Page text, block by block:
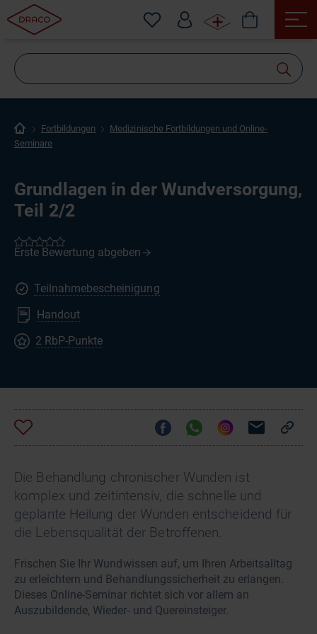
Fortbildungen
Medizinische Fortbildungen und Online-
Seminare
Grundlagen in der Wundversorgung,
Teil 2/2
Teilnahmebescheinigung
Handout
2 RbP-Punkte
Die Behandlung chronischer Wunden ist
komplex und zeitintensiv, die schnelle und
geplante Heilung der Wunden entscheidend für
die Lebensqualität der Betroffenen.
Frischen Sie Ihr Wundwissen auf, um Ihren Arbeitsalltag
zu erleichtern und Behandlungssicherheit zu erlangen.
Dieses Online-Seminar richtet sich vor allem an
Auszubildende, Wieder- und Quereinsteiger.
suchen